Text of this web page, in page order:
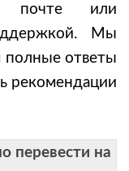
почте или
Мы
полные ответы
рекомендации
перевести на